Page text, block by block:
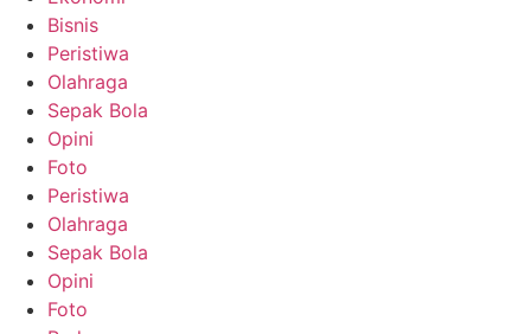
Bisnis
Peristiwa
Olahraga
Sepak Bola
Opini
Foto
Peristiwa
Olahraga
Sepak Bola
Opini
Foto